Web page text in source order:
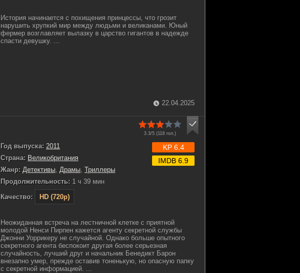
История начинается с похищения принцессы, что грозит
нарушить хрупкий мир между людьми и великанами. Юный
фермер возглавляет вылазку в царство гигантов в надежде
спасти девушку. ...
22.04.2025
3.3/5 (118 гол.)
Год выпуска: 2011
Страна: Великобритания
Жанр: Детективы, Драмы, Триллеры
Продолжительность: 1 ч 39 мин
Качество:
HD (720p)
KP 6.4
IMDB 6.9
Неожиданная встреча на лестничной клетке с приятной
молодой Ненси Пирпен кажется агенту секретной службы
Джонни Уоррикеру не случайной. Однако больше опытного
секретного агента беспокоит другая более серьезная
случайность, лучший друг и начальник Бенедикт Барон
внезапно умер, прежде оставив тоненькую, но опасную папку
с секретной информацией. ...